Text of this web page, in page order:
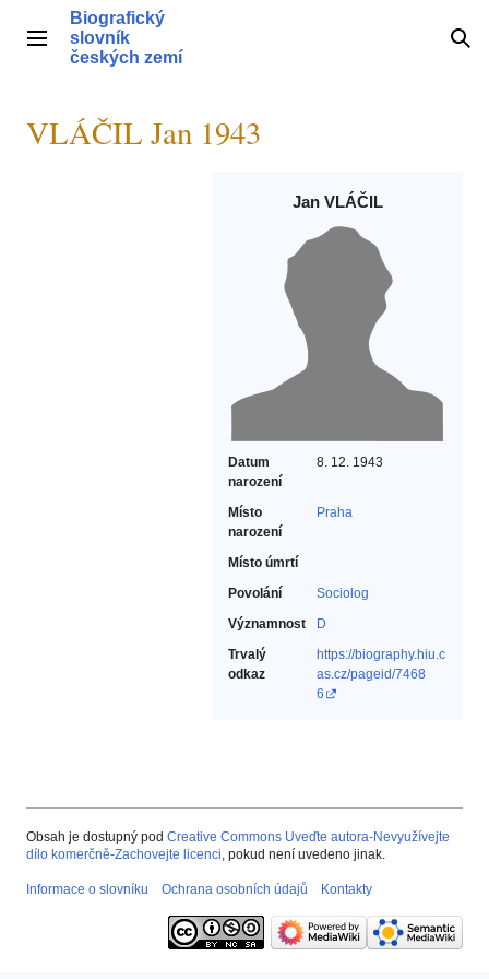
obsahHlavní menu
Biografický
slovník
českých zemí
VLÁČIL Jan 1943
Jan VLÁČIL
Datum
narození
8. 12. 1943
Místo
narození
Praha
Místo úmrtí
Povolání
Sociolog‎
Významnost
D
Trvalý
odkaz
https://biography.hiu.c
as.cz/pageid/7468
6
Obsah je dostupný pod Creative Commons Uveďte autora-Nevyužívejte
dílo komerčně-Zachovejte licenci, pokud není uvedeno jinak.
Informace o slovníku Ochrana osobních údajů Kontakty